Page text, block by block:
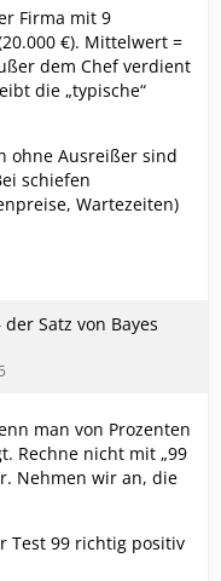
Firma mit 9
€). Mittelwert =
dem Chef verdient
die „typische“
ohne Ausreißer sind
schiefen
Wartezeiten)
Satz von Bayes
man von Prozenten
Rechne nicht mit „99
Nehmen wir an, die
Test 99 richtig positiv